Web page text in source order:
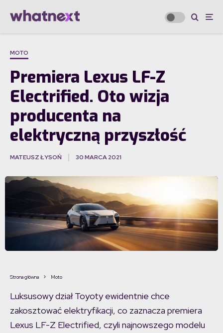
MOTO
Premiera Lexus LF-Z
Electrified. Oto wizja
producenta na
elektryczną przyszłość
MATEUSZ ŁYSOŃ 30 MARCA 2021
Strona główna Moto
Luksusowy dział Toyoty ewidentnie chce
zakosztować elektryfikacji, co zaznacza premiera
Lexus LF-Z Electrified, czyli najnowszego modelu